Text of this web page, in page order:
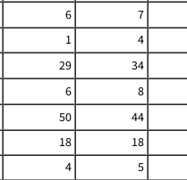
6 7
1 4
29 34
6 8
50 44
18 18
4 5